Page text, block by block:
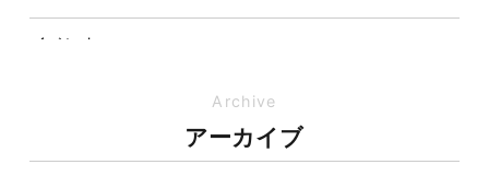
イベント
オーナー様からの質問
Archive
アーカイブ